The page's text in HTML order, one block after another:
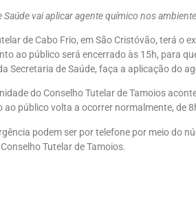
Saúde vai aplicar agente químico nos
de Cabo Frio, em São Cristóvão, terá
ao público será encerrado às 15h, para
Secretaria de Saúde, faça a aplicação do
do Conselho Tutelar de Tamoios
ao público volta a ocorrer normalmente, de
podem ser por telefone por meio do
Tutelar de Tamoios.